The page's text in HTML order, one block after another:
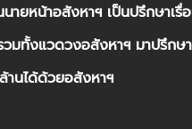
ายหน้าอสังหาฯ เป็นปรึกษาเรื่
ทั้งแวดวงอสังหาฯ มาปรึกษา
ล้านได้ด้วยอสังหาฯ